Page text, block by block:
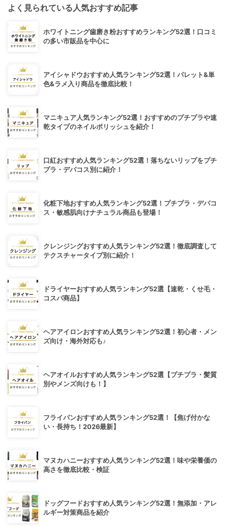
よく見られている人気おすすめ記事
ホワイトニング歯磨き粉おすすめランキング52選！口コミ
の多い市販品を中心に
アイシャドウおすすめ人気ランキング52選！パレット&単
色&ラメ入り商品を徹底比較！
マニキュア人気ランキング52選！おすすめのプチプラや速
乾タイプのネイルポリッシュを紹介！
口紅おすすめ人気ランキング52選！落ちないリップをプチ
プラ・デパコス別に紹介！
化粧下地おすすめ人気ランキング52選！プチプラ・デパコ
ス・敏感肌向けナチュラル商品も登場！
クレンジングおすすめ人気ランキング52選！徹底調査して
テクスチャータイプ別に紹介！
ドライヤーおすすめ人気ランキング52選【速乾・くせ毛・
コスパ商品】
ヘアアイロンおすすめ人気ランキング52選！初心者・メン
ズ向け・海外対応も♪
ヘアオイルおすすめ人気ランキング52選【プチプラ・髪質
別やメンズ向けも！】
フライパンおすすめ人気ランキング52選！【焦げ付かな
い・長持ち！2026最新】
マヌカハニーおすすめ人気ランキング52選！味や栄養価の
高さを徹底比較・検証
ドッグフードおすすめ人気ランキング52選！無添加・アレ
ルギー対策商品を紹介